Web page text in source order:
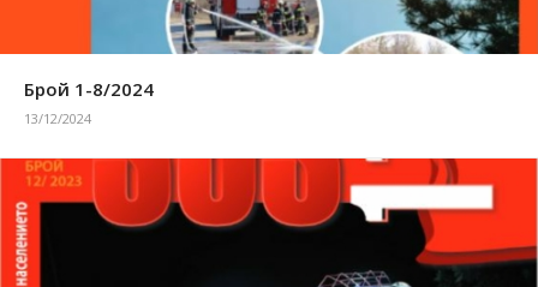
Брой 1-8/2024
13/12/2024